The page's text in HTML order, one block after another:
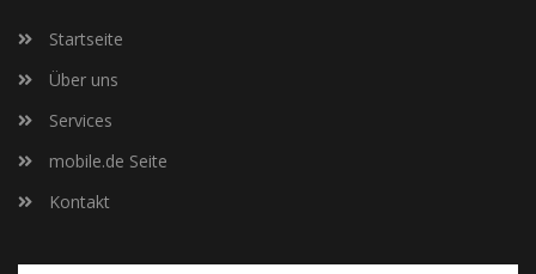
Startseite
Über uns
Services
mobile.de Seite
Kontakt